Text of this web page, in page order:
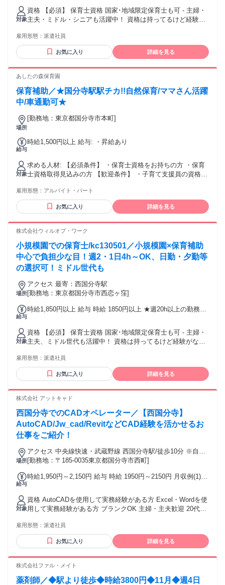
給(ガソリン代も支給！)
対象
資格 【必須】 保育士資格 国家･地域限定保育士も可 - 主婦・
主夫・ミドル・シニアも活躍中！ 資格は持ってるけど経験が
迎！ 「2ヵ月～3ヵ月くらいの短期がいいな…」 「長期休暇中
だけ…」 そんな短期勤務もOKです◎ - 労働者派遣法に基づ
き、 週20時間未満のお仕事を希望される場合は 下記に該当す
の適用を受けない学生） ＊副業として従事する人（本業年収
万円以上
雇用形態： 派遣社員
お気に入り 詳細を見る
あしたの森保育園
保育補助／★国分寺駅駅チカ!!自然保育/ママさん活躍
中/車通勤可★
場所
[勤務地：東京都国分寺市本町]
給与
時給1,500円以上 給与: ・昇給あり
対象
求める人材: 【必須条件】 ・保育士資格をお持ちの方 ・保育
士資格取得見込みの方 【歓迎条件】 ・子育て支援員の資格を
クがある方 ・子育て中の方 ・Uターン、Iターン歓迎 ・派遣
保育士経験のみの保育士さんも歓迎 【こんな方にピッタリ】
・子どもたちと一緒に成長したい方 ・チームワークを大切に
イフバランスを重視したい方 ・長期的に安定して働きたい方
えて働きたい方 ・保育士の資格を生かしたい方！ ・主婦（主
夫）も活躍中！ ・男性も女性も活躍中！ ・20代30代の若手、
第二新卒の方から、40代49代の中高年（ミドルシニア層）の
方も活躍！ ・ハローワーク求人です！是非Indeedよりご応募
ください！ ・学童保育をしながら、保育士資格を取られた
方！ ・病院内、企業内、託児所などの認可外保育園での勤務
雇用形態： アルバイト・パート
お気に入り 詳細を見る
株式会社ウィルオブ・ワーク
小規模園での保育士/kc130501／小規模園×保育補助
中心で負担少な目！週2・1日4h～OK、日勤・夕勤等
の選択可！ミドル世代も
場所
アクセス 最寄：西国分寺駅
[勤務地：東京都国分寺市西恋ヶ窪]
給与
時給1,850円以上 給与 時給 1850円以上 ★週20h以上の勤務で
給(ガソリン代も支給！)
対象
資格 【必須】 保育士資格 国家･地域限定保育士も可 - 主婦・
主夫、ミドル世代も活躍中！ 資格は持ってるけど経験がない
ど、 専門のスタッフが貴方の希望に沿った 職場を紹介しま
す！ - 幼稚園、子育て支援員、ベビーシッターや 小規模保育
園、学童保育、病院内保育、 などの経験も活かせる職場です
れる場合は 下記に該当する方が対象となります。 ＊60歳以上
て従事する人（本業年収が500万円以上） ＊主たる生計者で
ない人かつ世帯年収が500万円以上
雇用形態： 派遣社員
お気に入り 詳細を見る
株式会社 アットキャド
西国分寺でのCADオペレーター／【西国分寺】
AutoCAD/Jw_cad/RevitなどCAD経験を活かせるお
仕事をご紹介！
場所
アクセス 中央線快速・武蔵野線 西国分寺駅/徒歩10分 ※自転
車・車通勤可能
[勤務地：〒185-0035東京都国分寺市西町]
給与
時給1,950円～2,150円 給与 時給 1950円～2150円 月収例(1)
344,000円=時給2150円×8時間×月20日勤務の場合 ※経験・ス
キルによって異なります 交通費：交通費支給
対象
資格 AutoCADを使用して実務経験がある方 Excel・Wordを使
用して実務経験がある方 ブランクOK 主婦・主夫歓迎 20代、
OK！ 【こんな方も活躍しています】 ・理工系の学科履修で
AutoCADの使用経験をお持ちの方 ・内装レイアウト、建築、
土木の経験者 ・戸建やマンションの建築製図や土木製図の経
雇用形態： 派遣社員
お気に入り 詳細を見る
株式会社ファル・メイト
薬剤師／◆駅より徒歩◆時給3800円◆11月◆週4日